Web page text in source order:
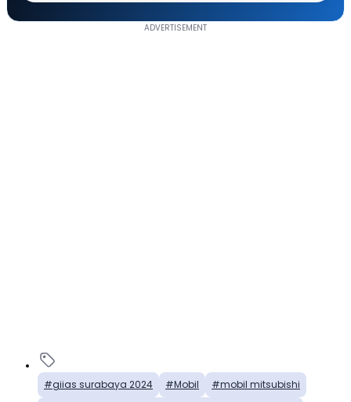
giias surabaya 2024 Mobil
mobil mitsubishi